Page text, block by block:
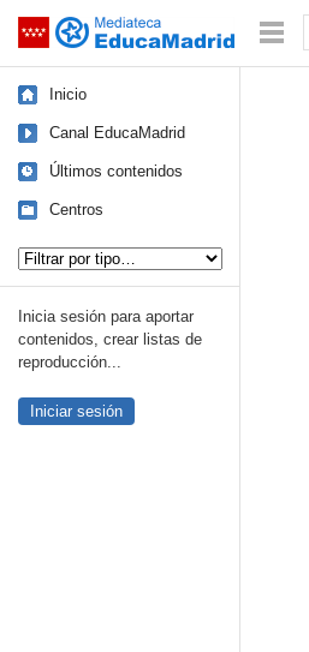
Saltar navegación
Inicio
Canal EducaMadrid
Últimos contenidos
Centros
Inicia sesión para aportar
contenidos, crear listas de
reproducción...
Iniciar sesión